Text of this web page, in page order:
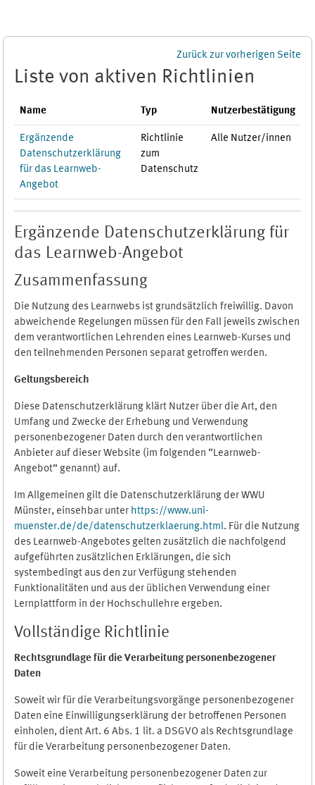
Zurück zur vorherigen Seite
Liste von aktiven Richtlinien
Name Typ Nutzerbestätigung
Ergänzende
Datenschutzerklärung
für das Learnweb-
Angebot
Richtlinie
zum
Datenschutz
Alle Nutzer/innen
Ergänzende Datenschutzerklärung für
das Learnweb-Angebot
Zusammenfassung
Die Nutzung des Learnwebs ist grundsätzlich freiwillig. Davon
abweichende Regelungen müssen für den Fall jeweils zwischen
dem verantwortlichen Lehrenden eines Learnweb-Kurses und
den teilnehmenden Personen separat getroffen werden.
Geltungsbereich
Diese Datenschutzerklärung klärt Nutzer über die Art, den
Umfang und Zwecke der Erhebung und Verwendung
personenbezogener Daten durch den verantwortlichen
Anbieter auf dieser Website (im folgenden “Learnweb-
Angebot” genannt) auf.
Im Allgemeinen gilt die Datenschutzerklärung der WWU
Münster, einsehbar unter https://www.uni-
muenster.de/de/datenschutzerklaerung.html. Für die Nutzung
des Learnweb-Angebotes gelten zusätzlich die nachfolgend
aufgeführten zusätzlichen Erklärungen, die sich
systembedingt aus den zur Verfügung stehenden
Funktionalitäten und aus der üblichen Verwendung einer
Lernplattform in der Hochschullehre ergeben.
Vollständige Richtlinie
Rechtsgrundlage für die Verarbeitung personenbezogener
Daten
Soweit wir für die Verarbeitungsvorgänge personenbezogener
Daten eine Einwilligungserklärung der betroffenen Personen
einholen, dient Art. 6 Abs. 1 lit. a DSGVO als Rechtsgrundlage
für die Verarbeitung personenbezogener Daten.
Soweit eine Verarbeitung personenbezogener Daten zur